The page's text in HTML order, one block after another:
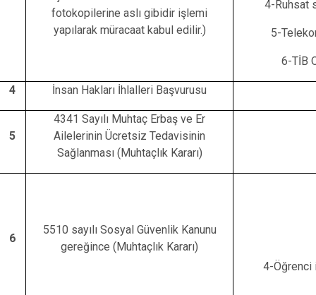
fotokopilerine aslı gibidir işlemi
yapılarak müracaat kabul edilir.)
4-Ruhsat
5-
6-TİB
4 İnsan Hakları İhlalleri Başvurusu
5
4341 Sayılı Muhtaç Erbaş ve Er
Ailelerinin Ücretsiz Tedavisinin
Sağlanması (Muhtaçlık Kararı)
6
5510 sayılı Sosyal Güvenlik Kanunu
gereğince (Muhtaçlık Kararı)
4-Öğrenci